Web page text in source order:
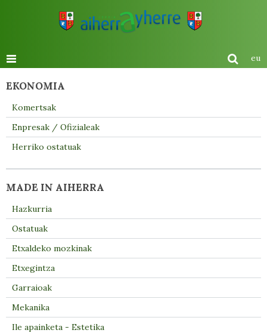
eu
EKONOMIA
Komertsak
Enpresak / Ofizialeak
Herriko ostatuak
MADE IN AIHERRA
Hazkurria
Ostatuak
Etxaldeko mozkinak
Etxegintza
Garraioak
Mekanika
Ile apainketa - Estetika